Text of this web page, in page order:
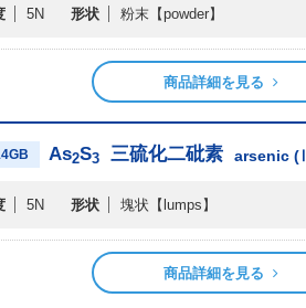
5N 形状 粉末 【powder】
商品詳細を見る
As2S3 三硫化二砒素 arsenic
5N 形状 塊状 【lumps】
商品詳細を見る